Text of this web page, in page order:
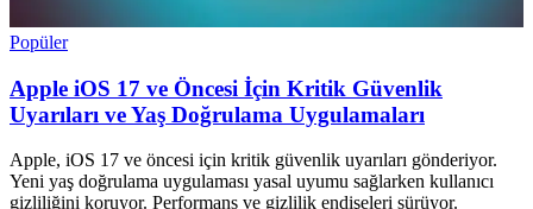
Popüler
Apple iOS 17 ve Öncesi İçin Kritik Güvenlik
Uyarıları ve Yaş Doğrulama Uygulamaları
Apple, iOS 17 ve öncesi için kritik güvenlik uyarıları gönderiyor.
Yeni yaş doğrulama uygulaması yasal uyumu sağlarken kullanıcı
gizliliğini koruyor. Performans ve gizlilik endişeleri sürüyor.